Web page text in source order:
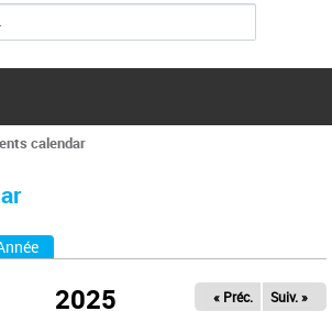
calendar
2025 « Préc. Suiv. »